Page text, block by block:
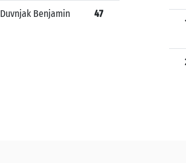
Duvnjak Benjamin 47